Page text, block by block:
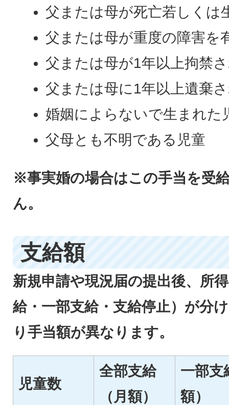
父または母が死亡若しくは
父または母が重度の障害を
父または母が1年以上拘禁
父または母に1年以上遺棄
婚姻によらないで生まれた
父母とも不明である児童
※事実婚の場合はこの手当を受
ん。
支給額
新規申請や現況届の提出後、所
給・一部支給・支給停止）が分
り手当額が異なります。
児童数
全部支給
（月額）
一部支
額）